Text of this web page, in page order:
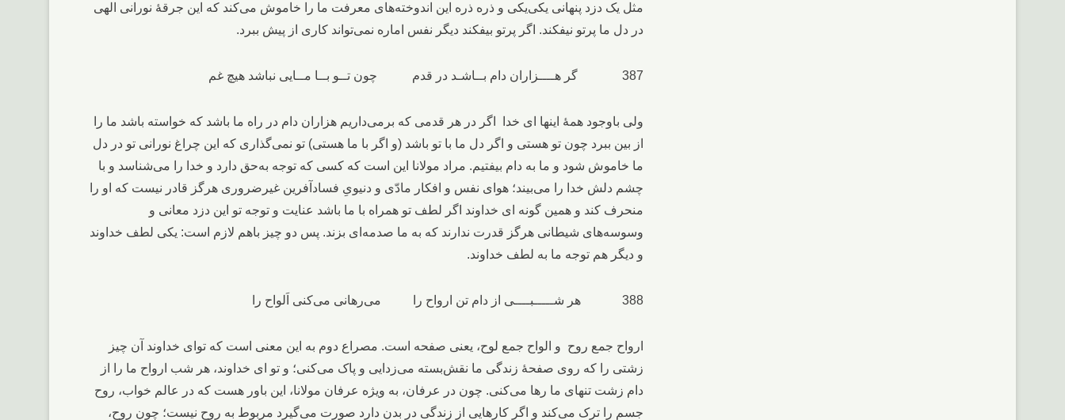
مثل یک دزد پنهانی یکی‌یکی و ذره‌ ذره این اندوخته‌های معرفت ما را خاموش می‌کند که این جرقۀ نورانی الهی
در دل ما پرتو نیفکند. اگر پرتو بیفکند دیگر نفس اماره نمی‌تواند کاری از پیش ببرد.
387 گر هــــزاران دام بــاشـد در قدم چون تــو بــا مــایی نباشد هیچ غم
ولی باوجود همۀ اینها ای خدا اگر در هر قدمی که برمی‌داریم هزاران دام در راه ما باشد که خواسته باشد ما را
از بین ببرد چون تو هستی و اگر دل ما با تو باشد (و اگر با ما هستی) تو نمی‌گذاری که این چراغ نورانی تو در دل
ما خاموش شود و ما به دام بیفتیم. مراد مولانا این است که کسی که توجه به‌حق دارد و خدا را می‌شناسد و با
چشم دلش خدا را می‌بیند؛ هوای نفس و افکار مادّی و دنیویِ فساد‌آفرین غیرضروری هرگز قادر نیست که او را
منحرف کند و همین گونه‌ ای خداوند اگر لطف تو همراه با ما باشد عنایت و توجه تو این دزد معانی و
وسوسه‌های شیطانی هرگز قدرت ندارند که به ما صدمه‌ای بزند. پس دو چیز باهم لازم است: یکی لطف خداوند
و دیگر هم توجه ما به لطف خداوند.
388 هر شـــــبــــی از دام تن ارواح را می‌رهانی می‌کنی اَلواح را
ارواح جمع روح و الواح جمع لوح، یعنی صفحه است. مصراع دوم به این معنی است که توای خداوند آن چیز
زشتی را که روی صفحۀ زندگی ما نقش‌بسته می‌زدایی و پاک می‌کنی؛ و تو ای خداوند، هر شب ارواح ما را از
دام زشت تنهای ما رها می‌کنی. چون در عرفان، به‌ ویژه عرفان مولانا، این باور هست که در عالم خواب، روح
جسم را ترک می‌کند و اگر کارهایی از زندگی در بدن دارد صورت می‌گیرد مربوط به روح نیست؛ چون روح،